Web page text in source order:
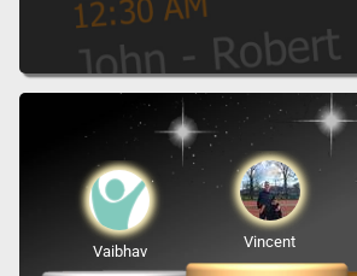
Vincent
Vaibhav